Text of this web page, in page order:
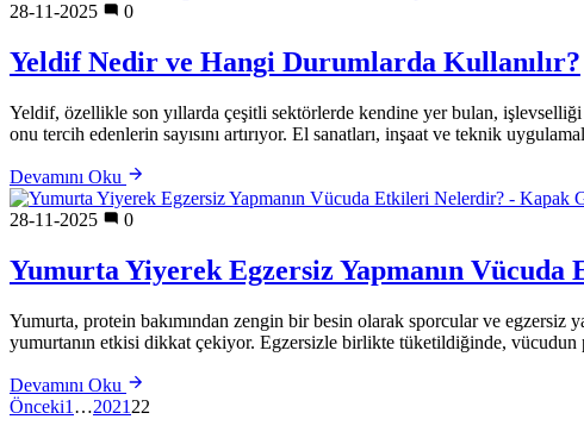
28-11-2025 0
Yeldif Nedir ve Hangi Durumlarda Kullanılır?
Yeldif, özellikle son yıllarda çeşitli sektörlerde kendine yer bulan,
onu tercih edenlerin sayısını artırıyor. El sanatları, inşaat ve teknik
Devamını Oku
28-11-2025 0
Yumurta Yiyerek Egzersiz Yapmanın
Yumurta, protein bakımından zengin bir besin olarak sporcular ve egzersiz
yumurtanın etkisi dikkat çekiyor. Egzersizle birlikte tüketildiğinde, vücudun
Devamını Oku
Önceki1 …2021 22